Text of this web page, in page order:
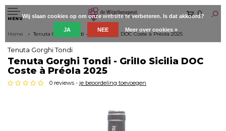
MENU
0
Home Tenuta Gorghi Tondi - Grillo Sicilia DOC Coste à Préola 2025
Tenuta Gorghi Tondi
Tenuta Gorghi Tondi - Grillo Sicilia DOC
Coste à Préola 2025
0 reviews - je beoordeling toevoegen
Wij slaan cookies op om onze website te verbeteren. Is dat akkoord?
JA NEE Meer over cookies »